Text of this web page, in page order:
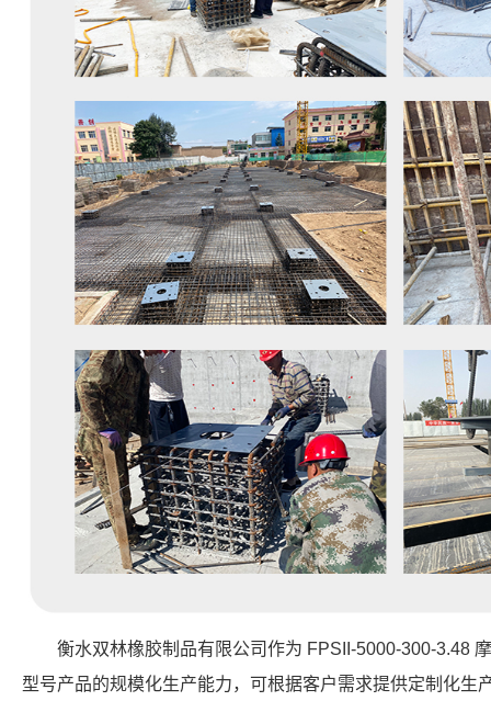
衡水双林橡胶制品有限公司作为 FPSII-5000-300-3.48
型号产品的规模化生产能力，可根据客户需求提供定制化生